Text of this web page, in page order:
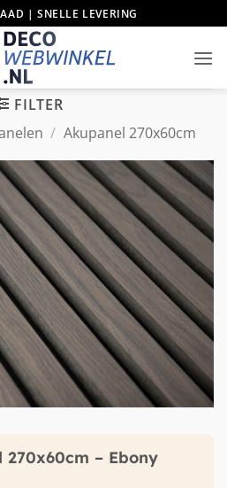
| SNELLE LEVERING
FILTER
/ Akupanel 270x60cm
– Ebony